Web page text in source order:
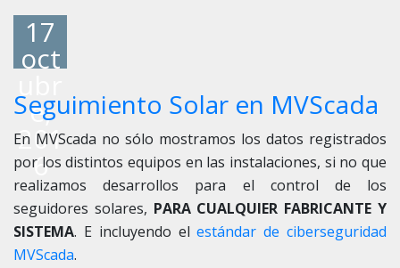
17
oct
e,
201
6
Seguimiento Solar en MVScada
En MVScada no sólo mostramos los datos registrados
por los distintos equipos en las instalaciones, si no que
realizamos desarrollos para el control de los
seguidores solares, PARA CUALQUIER FABRICANTE Y
SISTEMA. E incluyendo elestándar de ciberseguridad
MVScada.